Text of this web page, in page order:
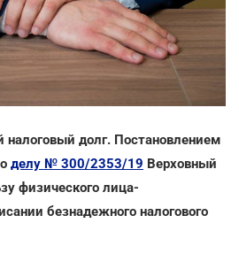
долг. Постановлением
делу № 300/2353/19 Верховный
физического лица-
безнадежного налогового